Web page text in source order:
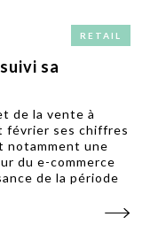
RETAIL
sa
de la vente à
février ses chiffres
notamment une
du e-commerce
de la période